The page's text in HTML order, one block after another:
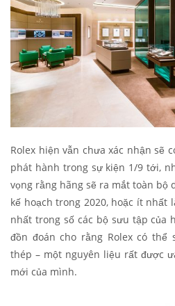
Rolex hiện vẫn chưa xác nhận sẽ
phát hành trong sự kiện 1/9 tới,
vọng rằng hãng sẽ ra mắt toàn bộ
kế hoạch trong 2020, hoặc ít
nhất trong số các bộ sưu tập của
đồn đoán cho rằng Rolex có thể
thép – một nguyên liệu rất được
mới của mình.